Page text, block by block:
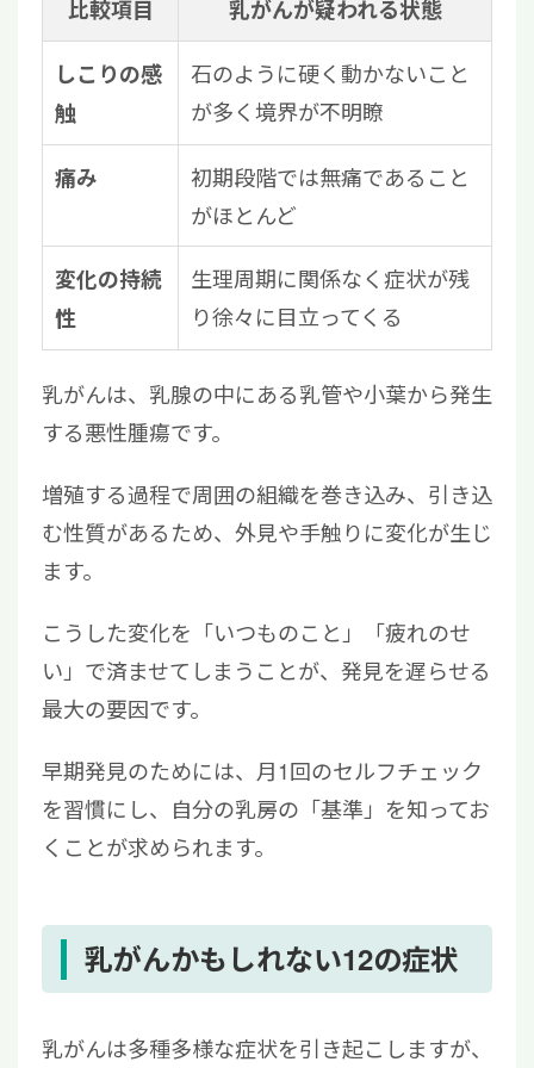
比較項目 乳がんが疑われる状態
しこりの感
触
石のように硬く動かないこと
が多く境界が不明瞭
痛み
初期段階では無痛であること
がほとんど
変化の持続
性
生理周期に関係なく症状が残
り徐々に目立ってくる
乳がんは、乳腺の中にある乳管や小葉から発生
する悪性腫瘍です。
増殖する過程で周囲の組織を巻き込み、引き込
む性質があるため、外見や手触りに変化が生じ
ます。
こうした変化を「いつものこと」「疲れのせ
い」で済ませてしまうことが、発見を遅らせる
最大の要因です。
早期発見のためには、月1回のセルフチェック
を習慣にし、自分の乳房の「基準」を知ってお
くことが求められます。
乳がんかもしれない12の症状
乳がんは多種多様な症状を引き起こしますが、